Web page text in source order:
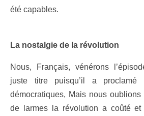
été capables.
La nostalgie de la révolution
Nous, Français, vénérons
juste titre puisqu’il a proclamé
démocratiques, Mais nous
de larmes la révolution a coûté